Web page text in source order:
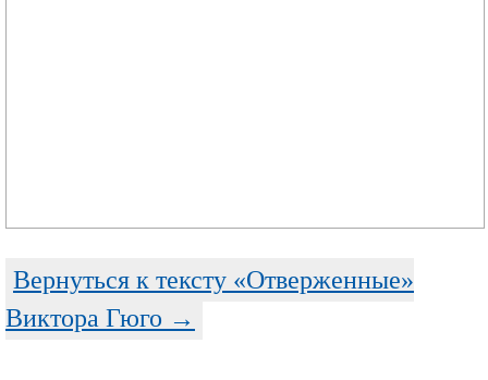
Вернуться к тексту «Отверженные»
Виктора Гюго →